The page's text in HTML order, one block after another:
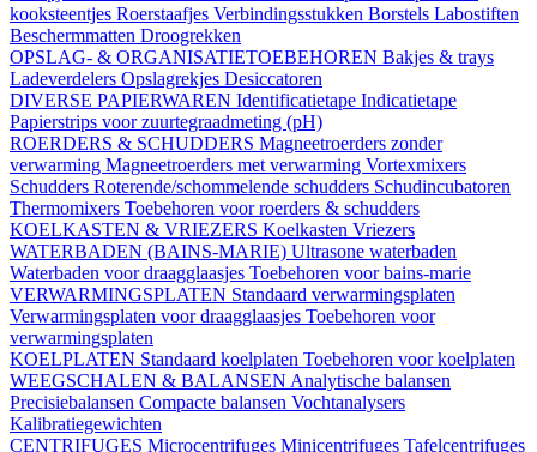
kooksteentjes Roerstaafjes Verbindingsstukken Borstels Labostiften
Beschermmatten Droogrekken
OPSLAG- & ORGANISATIETOEBEHOREN Bakjes & trays
Ladeverdelers Opslagrekjes Desiccatoren
DIVERSE PAPIERWAREN Identificatietape Indicatietape
Papierstrips voor zuurtegraadmeting (pH)
ROERDERS & SCHUDDERS Magneetroerders zonder
verwarming Magneetroerders met verwarming Vortexmixers
Schudders Roterende/schommelende schudders Schudincubatoren
Thermomixers Toebehoren voor roerders & schudders
KOELKASTEN & VRIEZERS Koelkasten Vriezers
WATERBADEN (BAINS-MARIE) Ultrasone waterbaden
Waterbaden voor draagglaasjes Toebehoren voor bains-marie
VERWARMINGSPLATEN Standaard verwarmingsplaten
Verwarmingsplaten voor draagglaasjes Toebehoren voor
verwarmingsplaten
KOELPLATEN Standaard koelplaten Toebehoren voor koelplaten
WEEGSCHALEN & BALANSEN Analytische balansen
Precisiebalansen Compacte balansen Vochtanalysers
Kalibratiegewichten
CENTRIFUGES Microcentrifuges Minicentrifuges Tafelcentrifuges